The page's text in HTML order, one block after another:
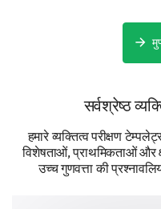
Photography
सर्वश्रेष्ठ
हमारे व्यक्तित्व परीक्षण
विशेषताओं, प्राथमिकताओं
उच्च गुणवत्ता की